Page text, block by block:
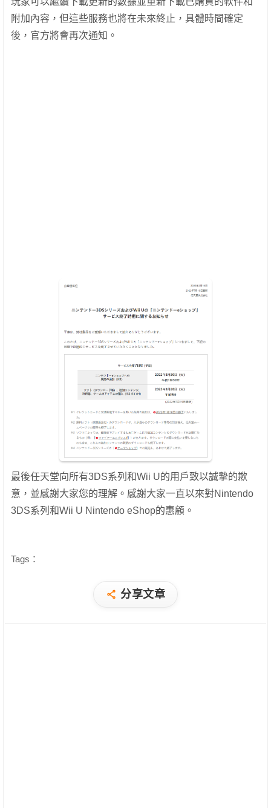
附加內容，但這些服務也將在未來終止，具體時間確定
後，官方將會再次通知。
最後任天堂向所有3DS系列和Wii U的用戶致以誠摯的歉
意，並感謝大家您的理解。感謝大家一直以來對Nintendo
3DS系列和Wii U Nintendo eShop的惠顧。
Tags：
分享文章